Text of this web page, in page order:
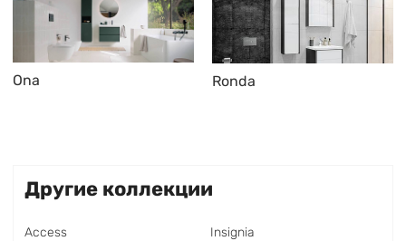
Ona Ronda
Другие коллекции
Access
Insignia